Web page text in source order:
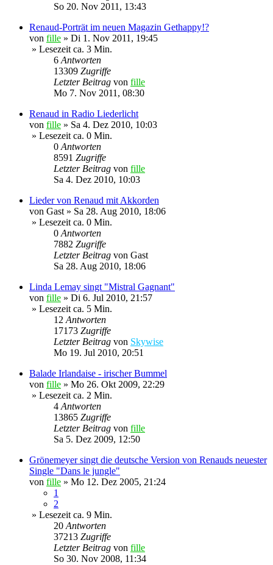
So 20. Nov 2011, 13:43
Renaud-Porträt im neuen Magazin Gethappy!?
von fille » Di 1. Nov 2011, 19:45
» Lesezeit ca. 3 Min.
6Antworten
13309 Zugriffe
Letzter Beitrag von fille
Mo 7. Nov 2011, 08:30
Renaud in Radio Liederlicht
von fille » Sa 4. Dez 2010, 10:03
» Lesezeit ca. 0 Min.
0Antworten
8591 Zugriffe
Letzter Beitrag von fille
Sa 4. Dez 2010, 10:03
Lieder von Renaud mit Akkorden
von Gast» Sa 28. Aug 2010, 18:06
» Lesezeit ca. 0 Min.
0Antworten
7882 Zugriffe
Letzter Beitrag von Gast
Sa 28. Aug 2010, 18:06
Linda Lemay singt "Mistral Gagnant"
von fille » Di 6. Jul 2010, 21:57
» Lesezeit ca. 5 Min.
12Antworten
17173 Zugriffe
Letzter Beitrag von Skywise
Mo 19. Jul 2010, 20:51
Balade Irlandaise - irischer Bummel
von fille » Mo 26. Okt 2009, 22:29
» Lesezeit ca. 2 Min.
4Antworten
13865 Zugriffe
Letzter Beitrag von fille
Sa 5. Dez 2009, 12:50
Grönemeyer singt die deutsche Version von Renauds neuester
Single "Dans le jungle"
von fille » Mo 12. Dez 2005, 21:24
1
2
» Lesezeit ca. 9 Min.
20Antworten
37213 Zugriffe
Letzter Beitrag von fille
So 30. Nov 2008, 11:34